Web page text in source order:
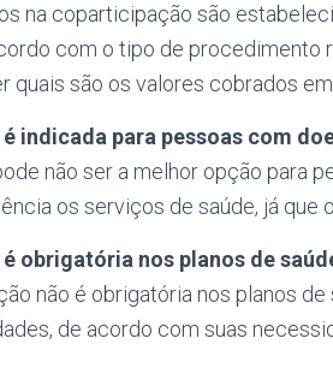
na coparticipação são
com o tipo de procedimento
quais são os valores cobrados
indicada para pessoas com
não ser a melhor opção para
os serviços de saúde, já que
obrigatória nos planos de
não é obrigatória nos planos
de acordo com suas